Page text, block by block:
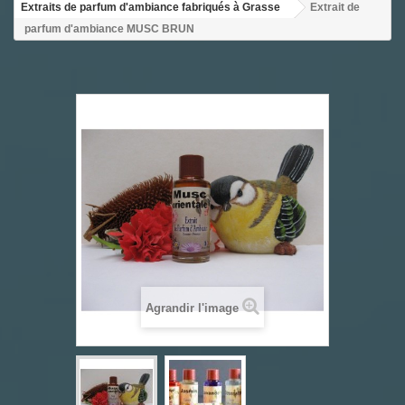
Extraits de parfum d'ambiance fabriqués à Grasse
Extrait de
parfum d'ambiance MUSC BRUN
Agrandir l'image